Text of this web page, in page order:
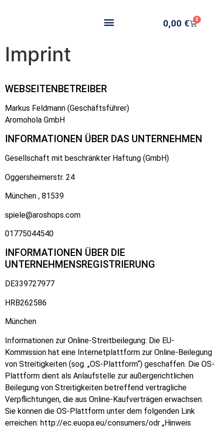
0,00 € 0
Imprint
WEBSEITENBETREIBER
Markus Feldmann (Geschäftsführer)
Aromohola GmbH
INFORMATIONEN ÜBER DAS UNTERNEHMEN
Gesellschaft mit beschränkter Haftung (GmbH)
Oggersheimerstr. 24
München , 81539
spiele@aroshops.com
01775044540
INFORMATIONEN ÜBER DIE
UNTERNEHMENSREGISTRIERUNG
DE339727977
HRB262586
München
Informationen zur Online-Streitbeilegung: Die EU-
Kommission hat eine Internetplattform zur Online-Beilegung
von Streitigkeiten (sog. „OS-Plattform“) geschaffen. Die OS-
Plattform dient als Anlaufstelle zur außergerichtlichen
Beilegung von Streitigkeiten betreffend vertragliche
Verpflichtungen, die aus Online-Kaufverträgen erwachsen.
Sie können die OS-Plattform unter dem folgenden Link
erreichen: http://ec.euopa.eu/consumers/odr „Hinweis